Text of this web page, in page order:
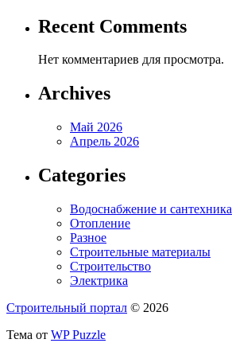
Recent Comments
Нет комментариев для просмотра.
Archives
Май 2026
Апрель 2026
Categories
Водоснабжение и сантехника
Отопление
Разное
Строительные материалы
Строительство
Электрика
Строительный портал © 2026
Тема от WP Puzzle